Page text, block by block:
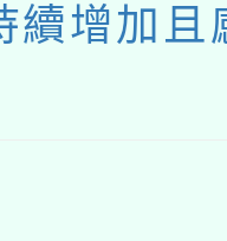
續增加且